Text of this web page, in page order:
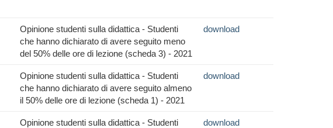
Opinione studenti sulla didattica - Studenti
che hanno dichiarato di avere seguito meno
del 50% delle ore di lezione (scheda 3) - 2021
download
Opinione studenti sulla didattica - Studenti
che hanno dichiarato di avere seguito almeno
il 50% delle ore di lezione (scheda 1) - 2021
download
Opinione studenti sulla didattica - Studenti
download